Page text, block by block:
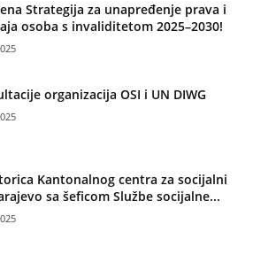
Strategija za unapređenje prava i
osoba s invaliditetom 2025–2030!
organizacija OSI i UN DIWG
Kantonalnog centra za socijalni
sa šeficom Službe socijalne...